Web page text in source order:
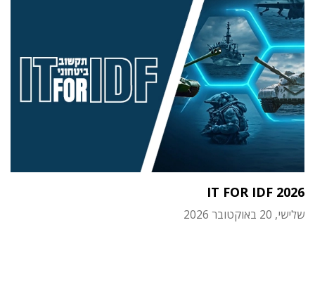
IT FOR IDF 2026
שלישי, 20 באוקטובר 2026